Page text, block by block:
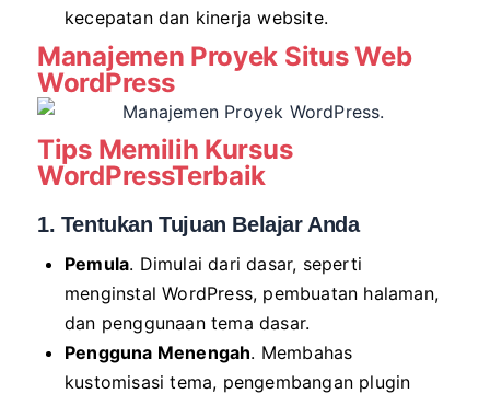
kecepatan dan kinerja website.
Manajemen Proyek Situs Web
WordPress
Tips Memilih Kursus
WordPressTerbaik
1. Tentukan Tujuan Belajar Anda
Pemula. Dimulai dari dasar, seperti
menginstal WordPress, pembuatan halaman,
dan penggunaan tema dasar.
Pengguna Menengah. Membahas
kustomisasi tema, pengembangan plugin